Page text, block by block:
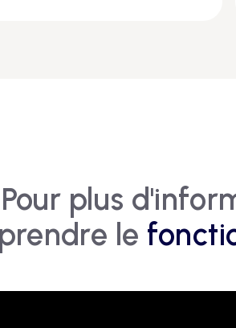
Pour plus
le